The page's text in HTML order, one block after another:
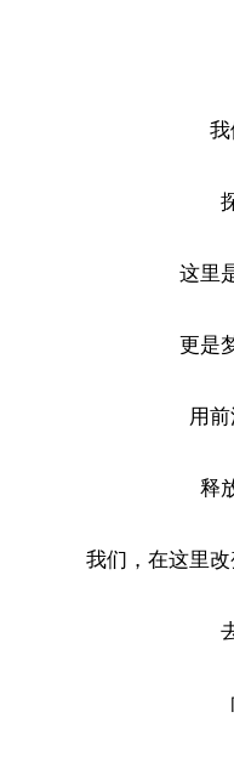
我
这里
更是
用
释
我们，在这里